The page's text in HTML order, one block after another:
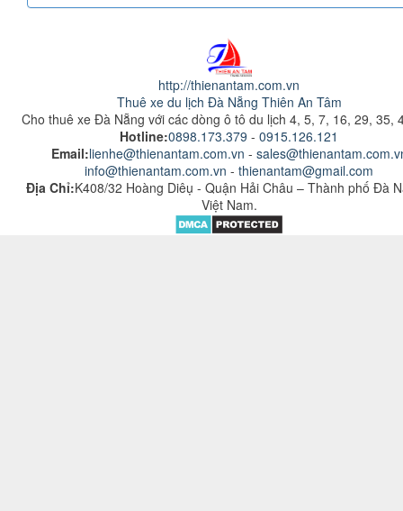
http://thienantam.com.vn
Thuê xe du lịch Đà Nẵng Thiên An Tâm
Cho thuê xe Đà Nẵng với các dòng ô tô du lịch 4, 5, 7, 16, 29, 35,
Hotline:0898.173.379 - 0915.126.121
Email:lienhe@thienantam.com.vn -
info@thienantam.com.vn - thienantam@gmail.com
Địa Chỉ:K408/32 Hoàng Diêụ - Quận Hải Châu – Thành phố Đà
Việt Nam.